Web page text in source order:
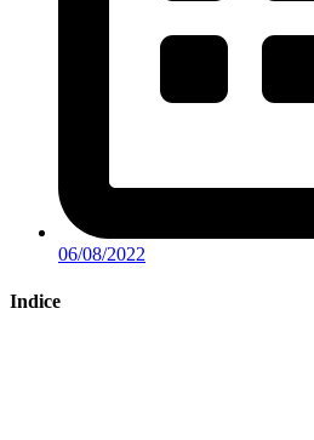
06/08/2022
Indice